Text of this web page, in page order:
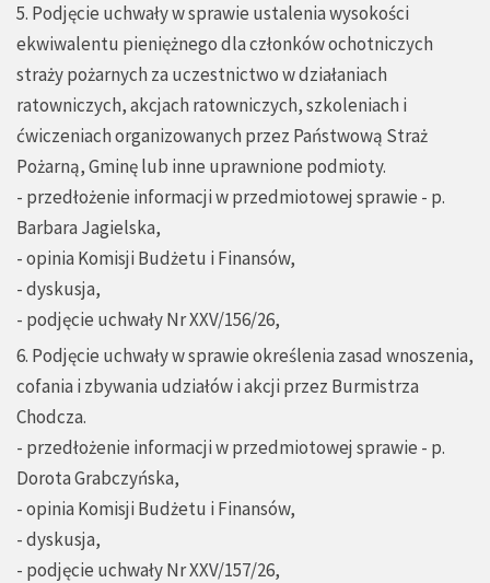
5. Podjęcie uchwały w sprawie ustalenia wysokości
ekwiwalentu pieniężnego dla członków ochotniczych
straży pożarnych za uczestnictwo w działaniach
ratowniczych, akcjach ratowniczych, szkoleniach i
ćwiczeniach organizowanych przez Państwową Straż
Pożarną, Gminę lub inne uprawnione podmioty.
- przedłożenie informacji w przedmiotowej sprawie - p.
Barbara Jagielska,
- opinia Komisji Budżetu i Finansów,
- dyskusja,
- podjęcie uchwały Nr XXV/156/26,
6. Podjęcie uchwały w sprawie określenia zasad wnoszenia,
cofania i zbywania udziałów i akcji przez Burmistrza
Chodcza.
- przedłożenie informacji w przedmiotowej sprawie - p.
Dorota Grabczyńska,
- opinia Komisji Budżetu i Finansów,
- dyskusja,
- podjęcie uchwały Nr XXV/157/26,